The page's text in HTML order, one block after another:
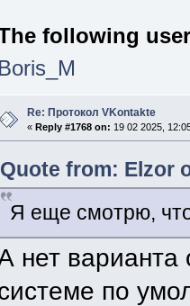
following
Boris_M
Re: Протокол VKontakte
« Reply #1768 on: 19 02 2025,
Quote from: Elzor
Я еще смотрю,
нет варианта
по